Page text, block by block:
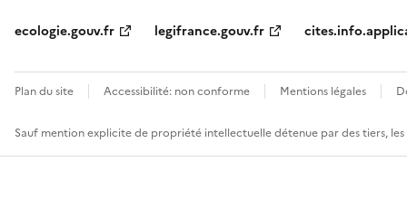
ecologie.gouv.fr
legifrance.gouv.fr
Plan du site Accessibilité: non conforme Mentions légales
Sauf mention explicite de propriété intellectuelle détenue par des tiers,